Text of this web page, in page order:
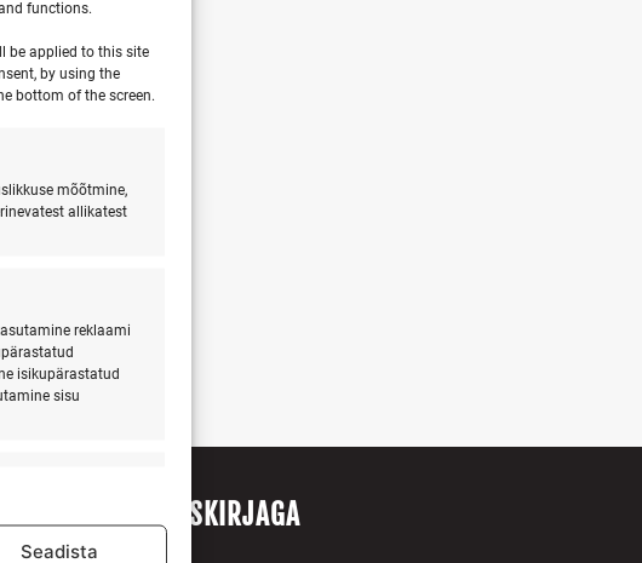
functions.
be applied to this site
by using the
bottom of the screen.
mõõtmine,
allikatest
reklaami
isikupärastatud
sisu
Seadista
LIITU UUDISKIRJAGA